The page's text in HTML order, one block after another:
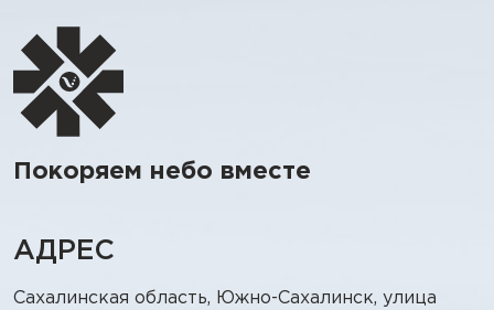
Покоряем небо вместе
АДРЕС
Сахалинская область, Южно-Сахалинск, улица